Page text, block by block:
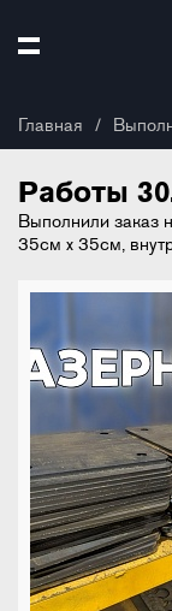
Главная /
Работы
Выполнили заказ
35см х 35см,